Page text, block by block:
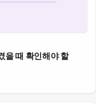
을 때 확인해야 할